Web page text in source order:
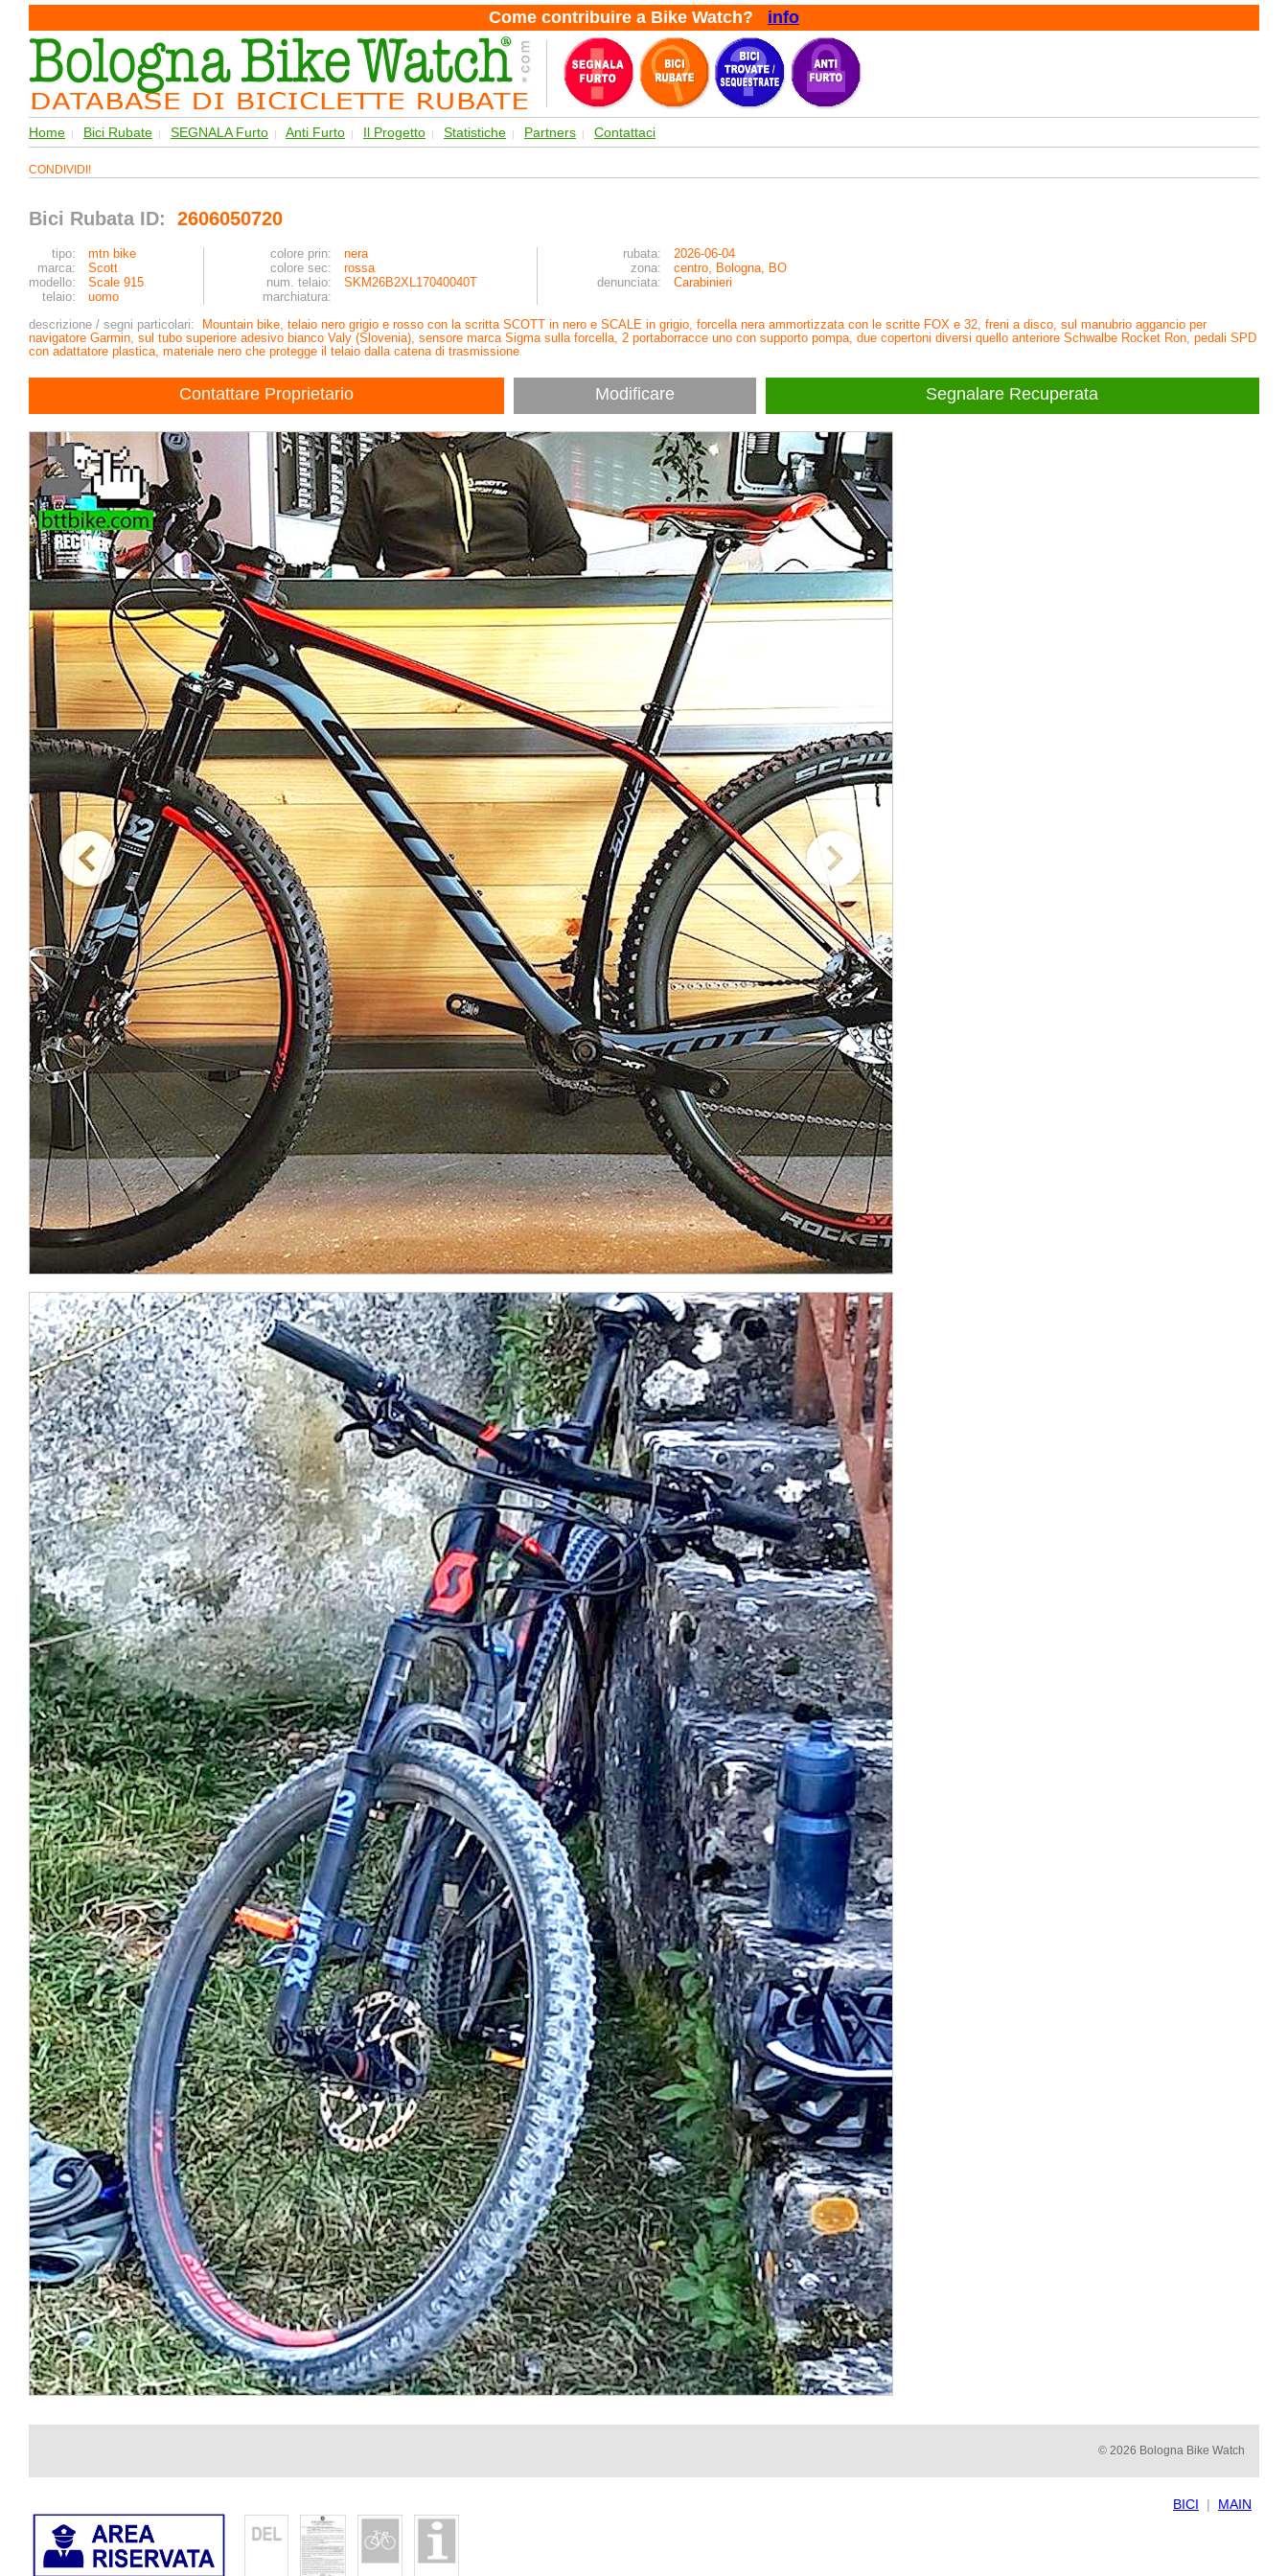
Come contribuire a Bike Watch? info
Home | Bici Rubate | SEGNALA Furto | Anti Furto | Il Progetto | Statistiche | Partners | Contattaci
CONDIVIDI!
Bici Rubata ID: 2606050720
tipo: mtn bike colore prin: nera rubata:
2026-06-04
marca:
Scott colore sec: rossa zona:
centro, Bologna, BO
modello:
Scale 915 num. telaio: SKM26B2XL17040040T denunciata:
Carabinieri
telaio:
uomo
marchiatura:
descrizione / segni particolari:
Mountain bike, telaio nero grigio e rosso con la scritta SCOTT in nero e SCALE in grigio, forcella nera ammortizzata con le scritte FOX e 32, freni a disco, sul manubrio aggancio per
navigatore Garmin, sul tubo superiore adesivo bianco Valy (Slovenia), sensore marca Sigma sulla forcella, 2 portaborracce uno con supporto pompa, due copertoni diversi quello anteriore Schwalbe Rocket Ron, pedali SPD
con adattatore plastica, materiale nero che protegge il telaio dalla catena di trasmissione
Contattare Proprietario Modificare Segnalare Recuperata
© 2026 Bologna Bike Watch
BICI | MAIN